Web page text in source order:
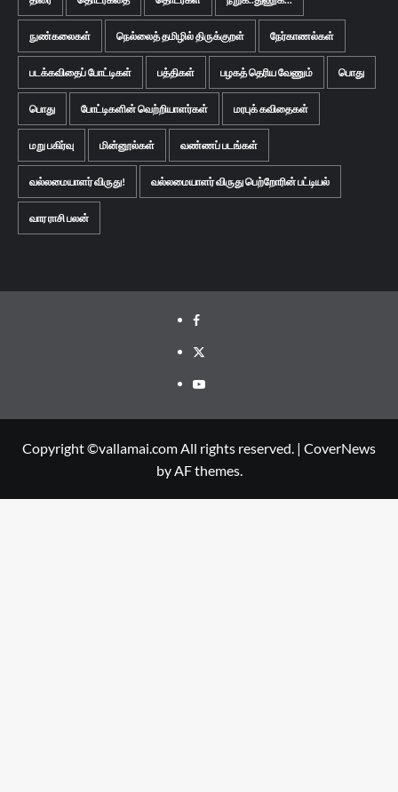
நுண்கலைகள் நெல்லைத் தமிழில் திருக்குறள் நேர்காணல்கள்
படக்கவிதைப் போட்டிகள் பத்திகள் பழகத் தெரிய வேணும் பொது
பொது போட்டிகளின் வெற்றியாளர்கள் மரபுக் கவிதைகள்
மறு பகிர்வு மின்னூல்கள் வண்ணப் படங்கள்
வல்லமையாளர் விருது! வல்லமையாளர் விருது பெற்றோரின் பட்டியல்
வார ராசி பலன்
Facebook
Twitter
Youtube
Copyright ©vallamai.com All rights reserved. | CoverNews
by AF themes.